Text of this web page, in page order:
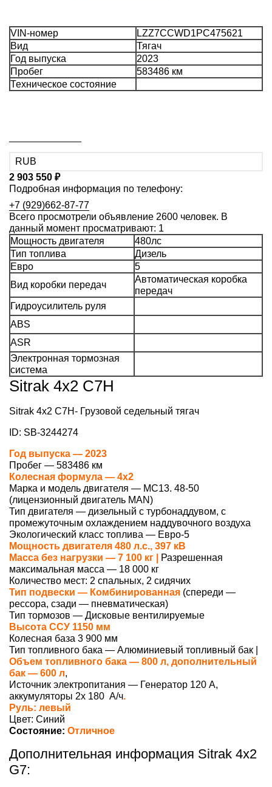
VIN-номер
LZZ7CCWD1PC475621
Вид
Тягач
Год выпуска
2023
Пробег
583486 км
Техническое состояние
2 903 550 ₽
Подробная информация по телефону:
+7 (929)662-87-77
Всего просмотрели объявление 2600 человек. В
данный момент просматривают: 1
Мощность двигателя
480лс
Тип топлива
Дизель
Евро
5
Вид коробки передач
Автоматическая коробка
передач
Гидроусилитель руля
АВS
ASR
Электронная тормозная
система
Sitrak 4х2 C7H
Sitrak 4х2 C7H- Грузовой седельный тягач
ID: SB-3244274
Год выпуска — 2023
Пробег — 583486 км
Колесная формула — 4х2
Марка и модель двигателя — MC13. 48-50
(лицензионный двигатель MAN)
Тип двигателя — дизельный с турбонаддувом, с
промежуточным охлаждением наддувочного воздуха
Экологический класс топлива — Евро-5
Мощность двигателя 480 л.с., 397 кВ
Масса без нагрузки — 7 100 кг |
Разрешенная
максимальная масса — 18 000 кг
Количество мест: 2 спальных, 2 сидячих
Тип подвески — Комбинированная (спереди —
рессора, сзади — пневматическая)
Тип тормозов — Дисковые вентилируемые
Высота ССУ 1150 мм
Колесная база 3 900 мм
Тип топливного бака — Алюминиевый топливный бак |
Объем топливного бака — 800 л, дополнительный
бак — 600 л,
Источник электропитания — Генератор 120 A,
аккумуляторы 2x 180 А/ч.
Руль: левый
Цвет: Синий
Состояние: Отличное
Дополнительная информация Sitrak 4х2
G7: